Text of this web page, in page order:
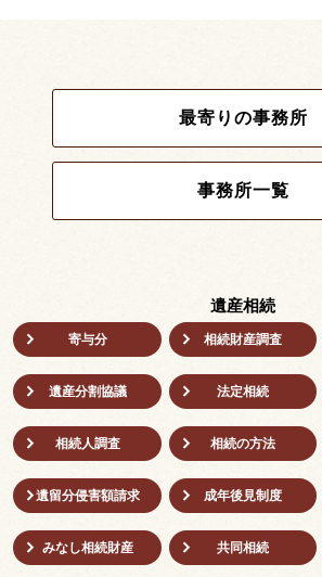
最寄りの事務所
事務所一覧
遺産相続
寄与分 相続財産調査
遺産分割協議 法定相続
相続人調査 相続の方法
遺留分侵害額請求 成年後⾒制度
みなし相続財産 共同相続